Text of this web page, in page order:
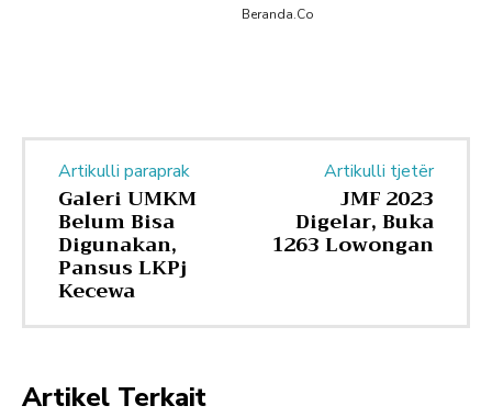
Beranda.co
Artikulli paraprak
Galeri UMKM
Belum Bisa
Digunakan,
Pansus LKPj
Kecewa
Artikulli tjetër
JMF 2023
Digelar, Buka
1263 Lowongan
Artikel Terkait